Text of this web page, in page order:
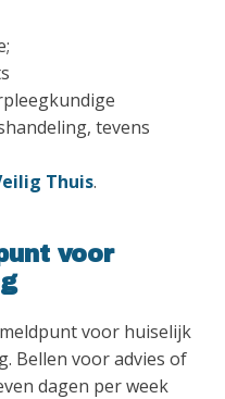
tevens
Thuis.
voor
voor huiselijk
Bellen voor advies of
dagen per week